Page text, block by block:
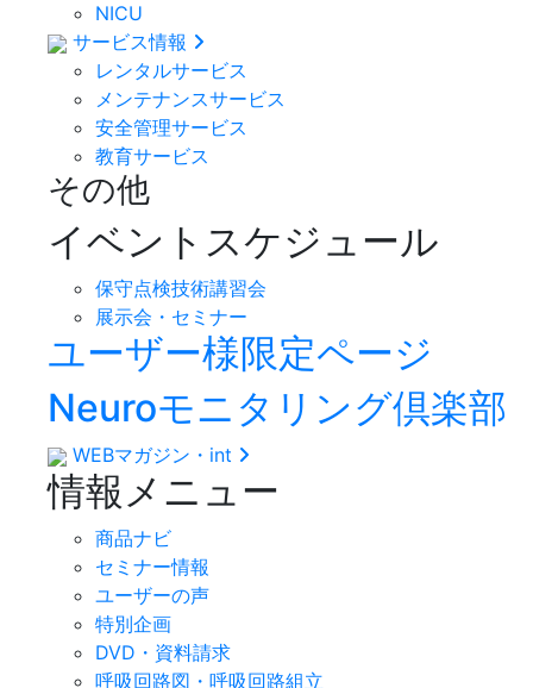
NICU
サービス情報
レンタルサービス
メンテナンスサービス
安全管理サービス
教育サービス
その他
イベントスケジュール
保守点検技術講習会
展示会・セミナー
ユーザー様限定ページ
Neuroモニタリング倶楽部
WEBマガジン・int
情報メニュー
商品ナビ
セミナー情報
ユーザーの声
特別企画
DVD・資料請求
呼吸回路図・呼吸回路組立